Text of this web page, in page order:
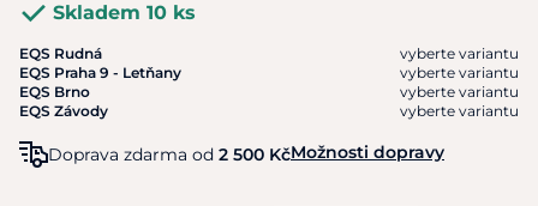
Skladem 10 ks
EQS Rudná
vyberte variantu
EQS Praha 9 - Letňany
vyberte variantu
EQS Brno
vyberte variantu
EQS Závody
vyberte variantu
Doprava zdarma od 2 500 KčMožnosti dopravy